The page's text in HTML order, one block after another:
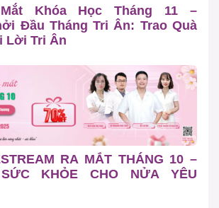
Khóa Học Tháng 11 –
Đầu Tháng Tri Ân: Trao Quà
Lời Tri Ân
RA MẮT THÁNG 10 –
KHỎE CHO NỬA YÊU